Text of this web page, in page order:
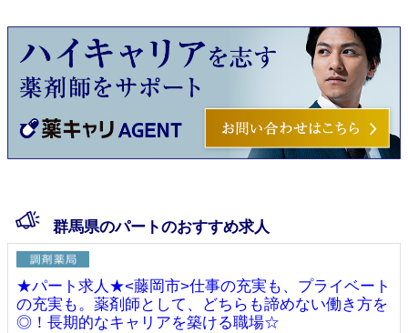
群馬県のパートのおすすめ求人
★パート求人★<藤岡市>仕事の充実も、プライベート
の充実も。薬剤師として、どちらも諦めない働き方を
◎！長期的なキャリアを築ける職場☆